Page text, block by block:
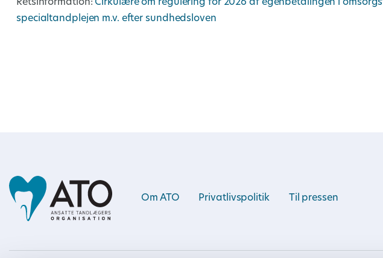
Retsinformation: Cirkulære om regulering for 2026 af egenbetalingen i
specialtandplejen m.v. efter sundhedsloven
Om ATO Privatlivspolitik Til pressen